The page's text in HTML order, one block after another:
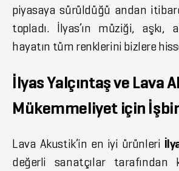
piyasaya sürüldüğü andan
topladı. İlyas’ın müziği, aşkı,
hayatın tüm renklerini bizlere
İlyas Yalçıntaş ve Lava
Mükemmeliyet için
Lava Akustik’in en iyi ürünleri
değerli sanatçılar tarafından